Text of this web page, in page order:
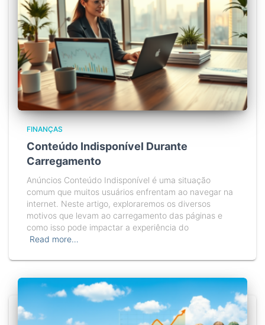
FINANÇAS
Conteúdo Indisponível Durante
Carregamento
Anúncios Conteúdo Indisponível é uma situação
comum que muitos usuários enfrentam ao navegar na
internet. Neste artigo, exploraremos os diversos
motivos que levam ao carregamento das páginas e
como isso pode impactar a experiência do
Read more…